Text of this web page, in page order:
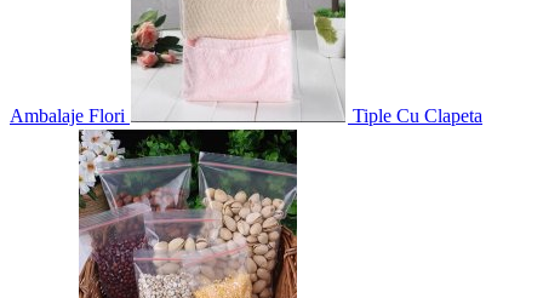
Ambalaje Flori Tiple Cu Clapeta